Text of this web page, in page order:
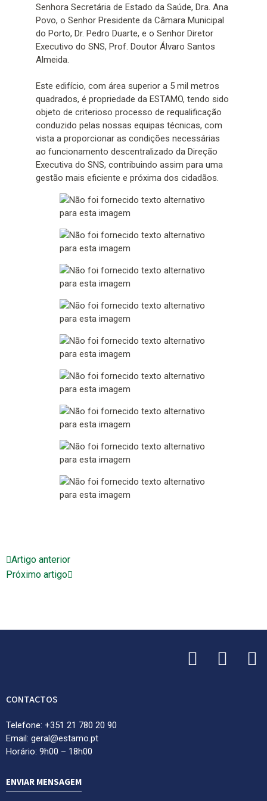
Senhora Secretária de Estado da Saúde, Dra. Ana
Povo, o Senhor Presidente da Câmara Municipal
do Porto, Dr. Pedro Duarte, e o Senhor Diretor
Executivo do SNS, Prof. Doutor Álvaro Santos
Almeida.
Este edifício, com área superior a 5 mil metros
quadrados, é propriedade da ESTAMO, tendo sido
objeto de criterioso processo de requalificação
conduzido pelas nossas equipas técnicas, com
vista a proporcionar as condições necessárias
ao funcionamento descentralizado da Direção
Executiva do SNS, contribuindo assim para uma
gestão mais eficiente e próxima dos cidadãos.
Artigo anterior
Próximo artigo
CONTACTOS
Telefone: +351 21 780 20 90
Email: geral@estamo.pt
Horário: 9h00 – 18h00
ENVIAR MENSAGEM